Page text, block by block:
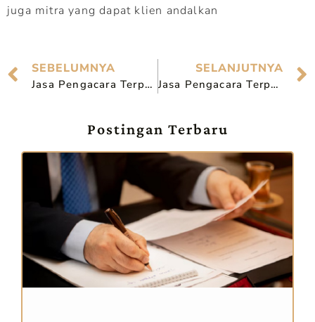
juga mitra yang dapat klien andalkan
SEBELUMNYA
Jasa Pengacara Terpercaya di Pasuruan, Solusi Hukum Profesional
SELANJUTNYA
Jasa Pengacara Terpercaya di Sidoarjo, Solusi Hukum Profesional
Postingan Terbaru